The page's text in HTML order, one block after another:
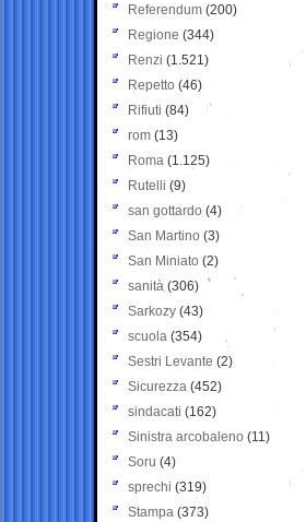
Referendum (200)
Regione (344)
Renzi (1.521)
Repetto (46)
Rifiuti (84)
rom (13)
Roma (1.125)
Rutelli (9)
san gottardo (4)
San Martino (3)
San Miniato (2)
sanità (306)
Sarkozy (43)
scuola (354)
Sestri Levante (2)
Sicurezza (452)
sindacati (162)
Sinistra arcobaleno (11)
Soru (4)
sprechi (319)
Stampa (373)